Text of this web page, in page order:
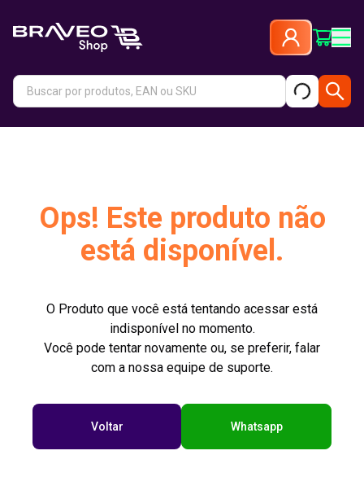
Ops! Este produto não
está disponível.
O Produto que você está tentando acessar está
indisponível no momento.
Você pode tentar novamente ou, se preferir, falar
com a nossa equipe de suporte.
Voltar Whatsapp